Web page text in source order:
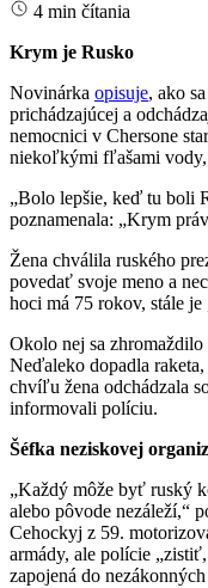
4 min čítania
Krym je Rusko
Novinárka opisuje, ako
prichádzajúcej a
nemocnici v Chersone
niekoľkými fľašami vody,
„Bolo lepšie, keď tu boli
poznamenala: „Krym
Žena chválila ruského
povedať svoje meno a
hoci má 75 rokov, stále je
Okolo nej sa
Neďaleko dopadla
chvíľu žena odchádzala
informovali políciu.
Šéfka neziskovej
„Každý môže byť ruský
alebo pôvode nezáleží,“
Cehockyj z 59.
armády, ale polície
zapojená do